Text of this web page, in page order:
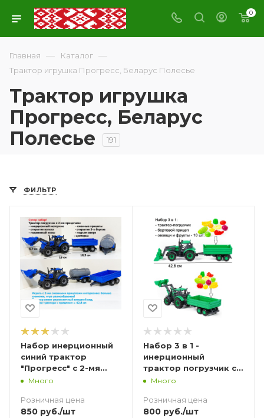
0
Главная — Каталог —
Трактор игрушка Прогресс, Беларус Полесье
Трактор игрушка
Прогресс, Беларус
Полесье
191
ФИЛЬТР
Набор инерционный
синий трактор
"Прогресс" с 2-мя
прицепами бортовой
Много
Розничная цена
850 руб./шт
Набор 3 в 1 -
инерционный
трактор погрузчик с
ковшом-
бортовым прицепом
(42,8 см), и с набором
Много
Розничная цена
800руб./шт